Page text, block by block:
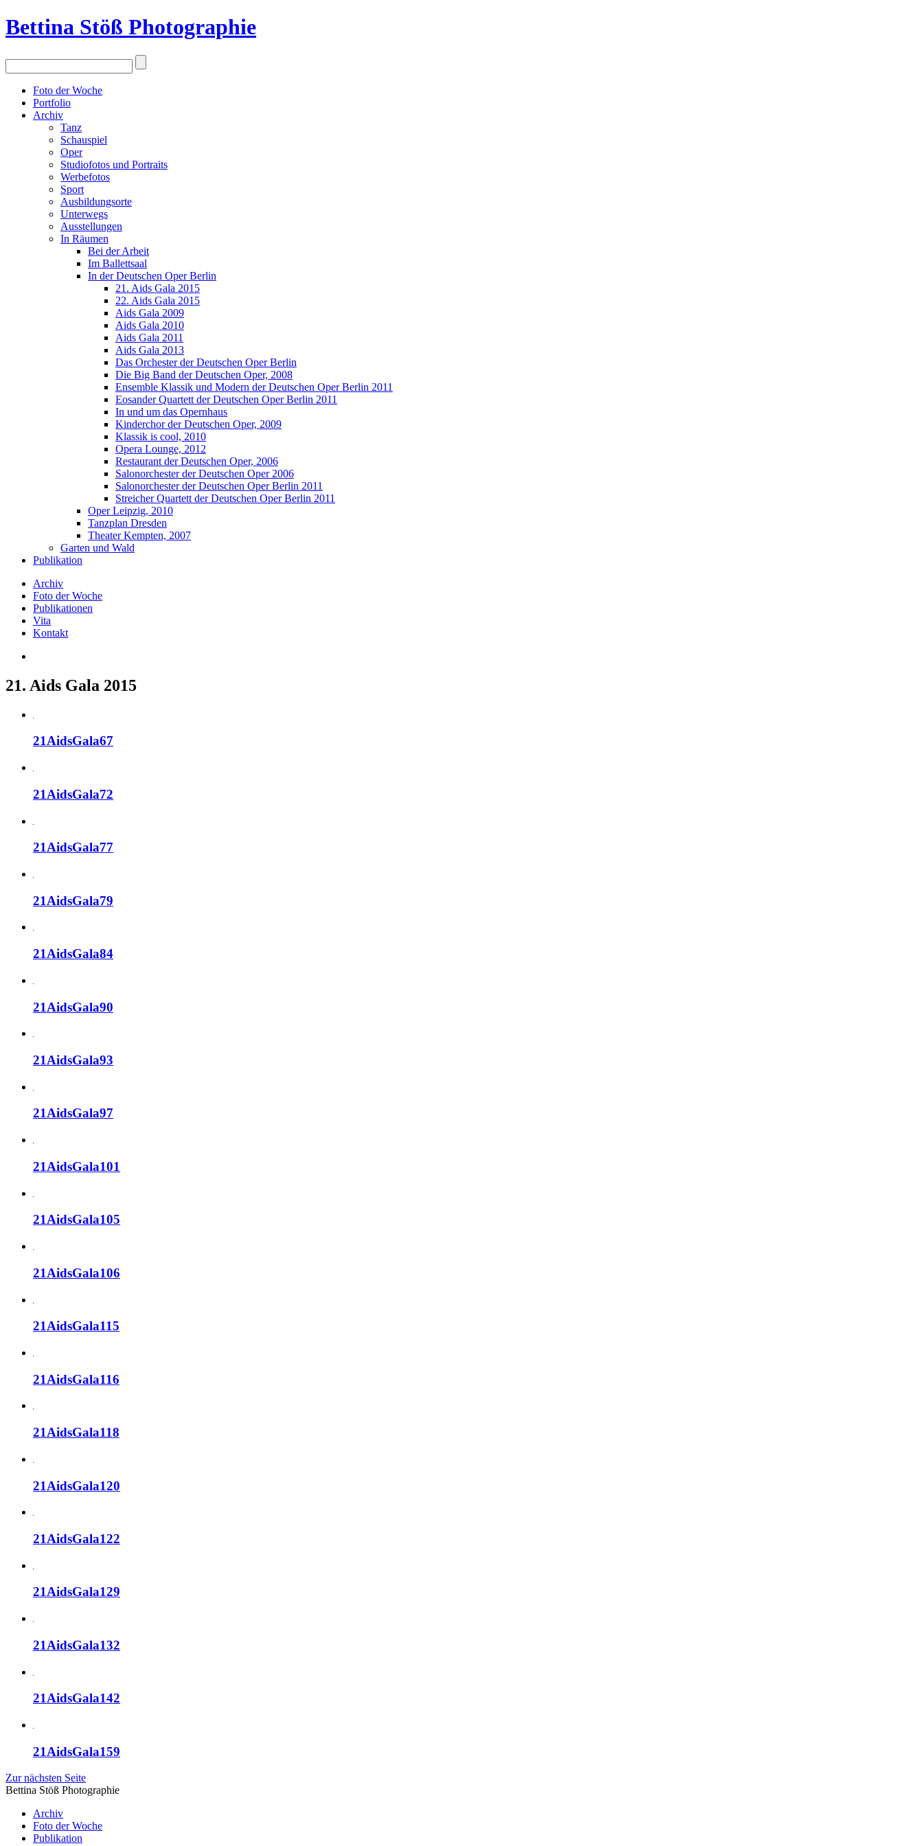
Bettina Stöß Photographie
Foto der Woche
Portfolio
Archiv
Tanz
Schauspiel
Oper
Studiofotos und Portraits
Werbefotos
Sport
Ausbildungsorte
Unterwegs
Ausstellungen
In Räumen
Bei der Arbeit
Im Ballettsaal
In der Deutschen Oper Berlin
21. Aids Gala 2015
22. Aids Gala 2015
Aids Gala 2009
Aids Gala 2010
Aids Gala 2011
Aids Gala 2013
Das Orchester der Deutschen Oper Berlin
Die Big Band der Deutschen Oper, 2008
Ensemble Klassik und Modern der Deutschen Oper Berlin 2011
Eosander Quartett der Deutschen Oper Berlin 2011
In und um das Opernhaus
Kinderchor der Deutschen Oper, 2009
Klassik is cool, 2010
Opera Lounge, 2012
Restaurant der Deutschen Oper, 2006
Salonorchester der Deutschen Oper 2006
Salonorchester der Deutschen Oper Berlin 2011
Streicher Quartett der Deutschen Oper Berlin 2011
Oper Leipzig, 2010
Tanzplan Dresden
Theater Kempten, 2007
Garten und Wald
Publikation
Archiv
Foto der Woche
Publikationen
Vita
Kontakt
21. Aids Gala 2015
21AidsGala67
21AidsGala72
21AidsGala77
21AidsGala79
21AidsGala84
21AidsGala90
21AidsGala93
21AidsGala97
21AidsGala101
21AidsGala105
21AidsGala106
21AidsGala115
21AidsGala116
21AidsGala118
21AidsGala120
21AidsGala122
21AidsGala129
21AidsGala132
21AidsGala142
21AidsGala159
Zur nächsten Seite
Bettina Stöß Photographie
Archiv
Foto der Woche
Publikation